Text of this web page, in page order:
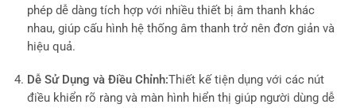
phép dễ dàng tích hợp với nhiều thiết bị âm thanh khác
nhau, giúp cấu hình hệ thống âm thanh trở nên đơn giản và
hiệu quả.
Dễ Sử Dụng và Điều Chỉnh:Thiết kế tiện dụng với các nút
điều khiển rõ ràng và màn hình hiển thị giúp người dùng dễ